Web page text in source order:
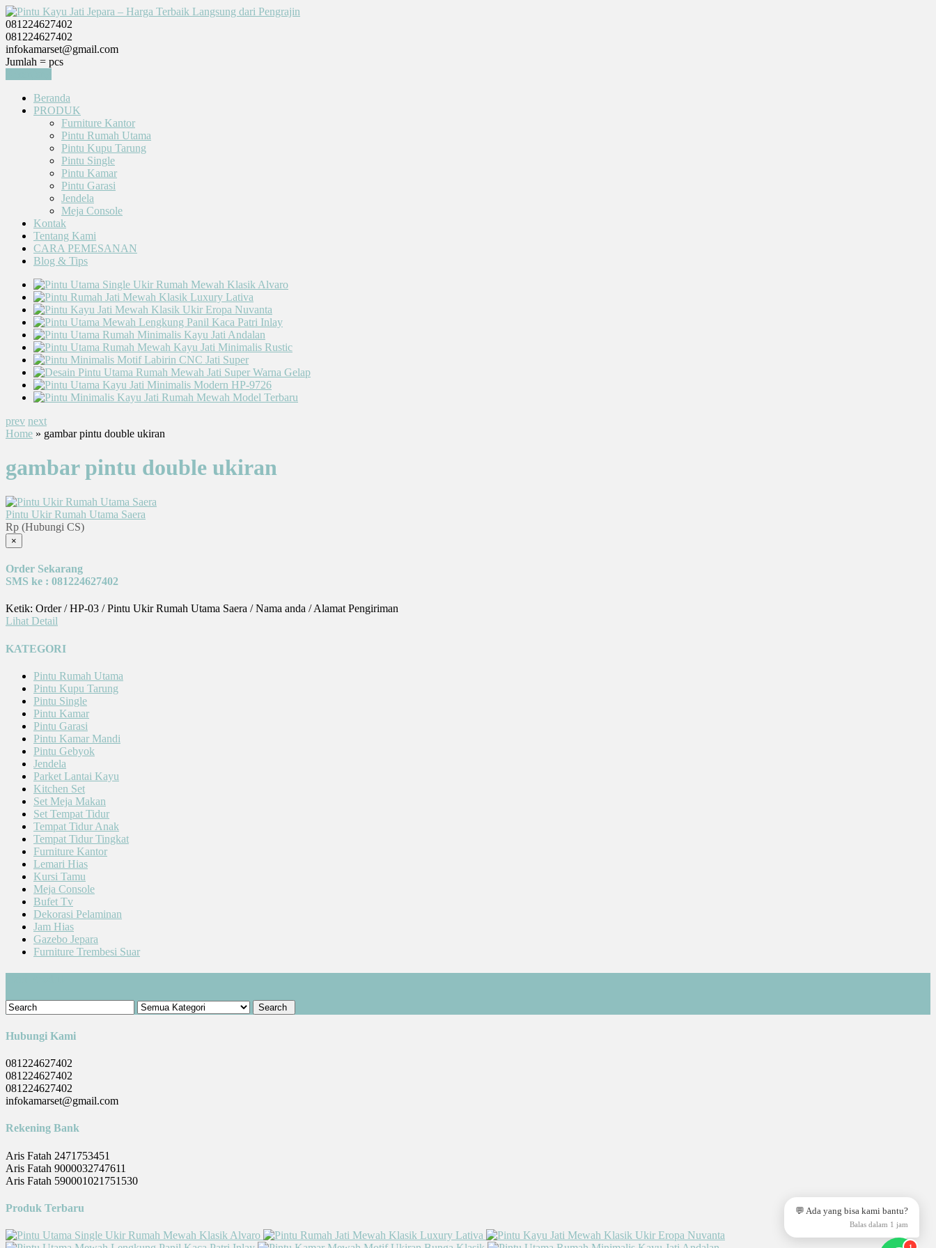
081224627402
081224627402
infokamarset@gmail.com
Jumlah = pcs
Beranda
PRODUK
Furniture Kantor
Pintu Rumah Utama
Pintu Kupu Tarung
Pintu Single
Pintu Kamar
Pintu Garasi
Jendela
Meja Console
Kontak
Tentang Kami
CARA PEMESANAN
Blog & Tips
prev next
Home » gambar pintu double ukiran
gambar pintu double ukiran
Pintu Ukir Rumah Utama Saera
Rp (Hubungi CS)
×
Order Sekarang
SMS ke : 081224627402
Ketik: Order / HP-03 / Pintu Ukir Rumah Utama Saera / Nama anda / Alamat Pengiriman
Lihat Detail
KATEGORI
Pintu Rumah Utama
Pintu Kupu Tarung
Pintu Single
Pintu Kamar
Pintu Garasi
Pintu Kamar Mandi
Pintu Gebyok
Jendela
Parket Lantai Kayu
Kitchen Set
Set Meja Makan
Set Tempat Tidur
Tempat Tidur Anak
Tempat Tidur Tingkat
Furniture Kantor
Lemari Hias
Kursi Tamu
Meja Console
Bufet Tv
Dekorasi Pelaminan
Jam Hias
Gazebo Jepara
Furniture Trembesi Suar
Hubungi Kami
081224627402
081224627402
081224627402
infokamarset@gmail.com
Rekening Bank
Aris Fatah 2471753451
Aris Fatah 9000032747611
Aris Fatah 590001021751530
Produk Terbaru 💬 Ada yang bisa kami bantu?
Balas dalam 1 jam